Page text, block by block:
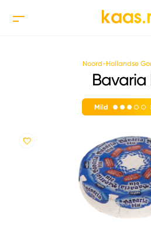
Noord-Hollandse
Bavaria
Mild